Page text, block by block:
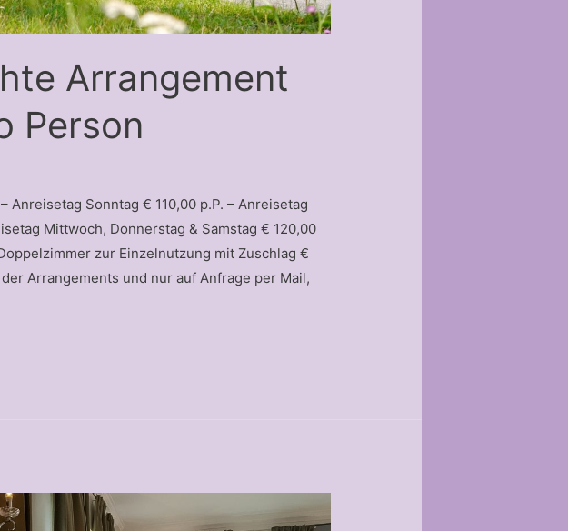
Arrangement
Person
Anreisetag Sonntag € 110,00 p.P. – Anreisetag
Mittwoch, Donnerstag & Samstag € 120,00
zur Einzelnutzung mit Zuschlag €
Arrangements und nur auf Anfrage per Mail,